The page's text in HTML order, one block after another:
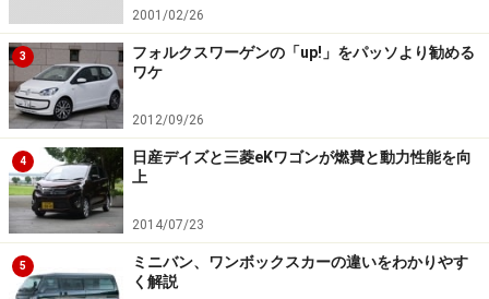
響を与える。しかしフルモデルチェンジで80kg軽量化。
アルトと横並びにしてきたから驚く。軽快になりました
ね。
軽量化によって実用燃費も向上。従来型だとアルトより
10％近く燃費悪く、新型になってもJC08モード燃費で若
干アルトの方が良いということになっている。けれど試
乗会で燃費チェックしてみたら、以前アルトで同じよう
な走り方をした時と変わらず。これまた横並びと考えて
いい。
2001/02/26
3
フォルクスワーゲンの「up!」をパッソより勧める
ワケ
2012/09/26
4
日産デイズと三菱eKワゴンが燃費と動力性能を向
上
2014/07/23
5
ミニバン、ワンボックスカーの違いをわかりやす
く解説